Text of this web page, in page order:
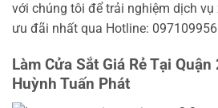
với chúng tôi để trải nghiệm dịch
ưu đãi nhất qua Hotline:
Làm Cửa Sắt Giá Rẻ Tại
Huỳnh Tuấn Phát